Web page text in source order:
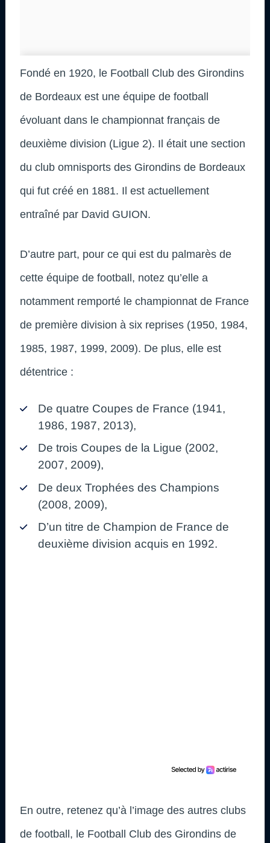
Fondé en 1920, le Football Club des Girondins
de Bordeaux est une équipe de football
évoluant dans le championnat français de
deuxième division (Ligue 2). Il était une section
du club omnisports des Girondins de Bordeaux
qui fut créé en 1881. Il est actuellement
entraîné par David GUION.
D’autre part, pour ce qui est du palmarès de
cette équipe de football, notez qu’elle a
notamment remporté le championnat de France
de première division à six reprises (1950, 1984,
1985, 1987, 1999, 2009). De plus, elle est
détentrice :
De quatre Coupes de France (1941,
1986, 1987, 2013),
De trois Coupes de la Ligue (2002,
2007, 2009),
De deux Trophées des Champions
(2008, 2009),
D’un titre de Champion de France de
deuxième division acquis en 1992.
En outre, retenez qu’à l’image des autres clubs
de football, le Football Club des Girondins de